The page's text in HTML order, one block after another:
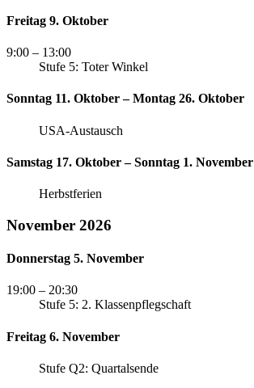
Freitag 9. Oktober
9:00 – 13:00
Stufe 5: Toter Winkel
Sonntag 11. Oktober – Montag 26. Oktober
USA-Austausch
Samstag 17. Oktober – Sonntag 1. November
Herbstferien
November 2026
Donnerstag 5. November
19:00 – 20:30
Stufe 5: 2. Klassenpflegschaft
Freitag 6. November
Stufe Q2: Quartalsende